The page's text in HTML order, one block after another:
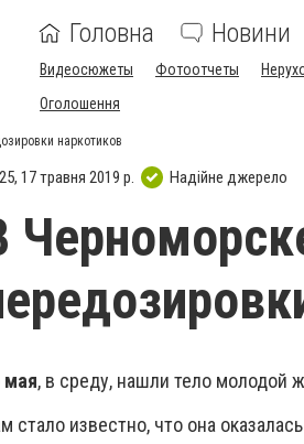
Головна Новини
Видеосюжеты Фотоотчеты
Оголошення
наркотиков
17 травня 2019 р. Надійне джерело
мая, в среду, нашли тело молодой
стало известно, что она